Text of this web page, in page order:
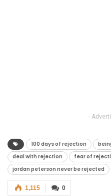
-
100 days of rejection
deal with rejection
fear of
jordan peterson never be rejected
0
1,115